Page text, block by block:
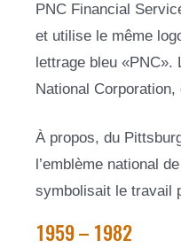
PNC Financial
et utilise le même
lettrage bleu
National
À propos, du
l’emblème national
symbolisait le travail
1959 – 1982